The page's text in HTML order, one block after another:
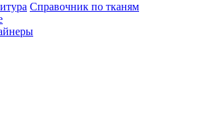
Справочник по тканям